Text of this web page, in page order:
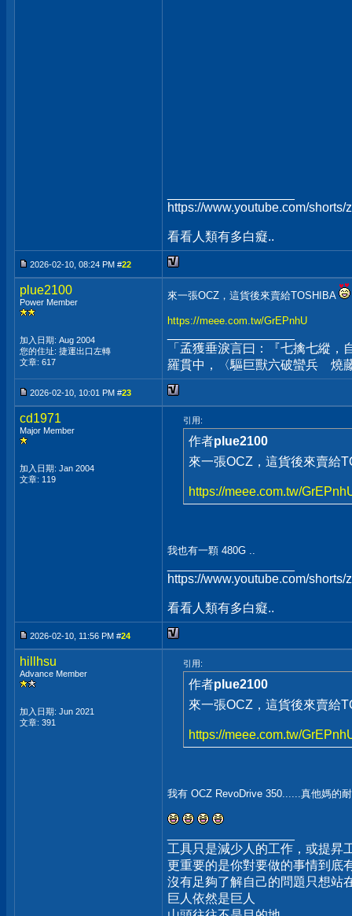
https://www.youtube.com/shorts/
看看人類有多白癡..
2026-02-10, 08:24 PM #22
plue2100
Power Member
加入日期: Aug 2004
您的住址: 捷運出口左轉
文章: 617
來一張OCZ，這貨後來賣給TOSHIBA
https://meee.com.tw/GrEPnhU
「孟獲垂淚言曰：『七擒七縱
羅貫中，〈驅巨獸六破蠻兵 燒
2026-02-10, 10:01 PM #23
cd1971
Major Member
加入日期: Jan 2004
文章: 119
引用:
作者plue2100
來一張OCZ，這貨後來賣給
https://meee.com.tw/
我也有一顆 480G ..
https://www.youtube.com/shorts/
看看人類有多白癡..
2026-02-10, 11:56 PM #24
hillhsu
Advance Member
加入日期: Jun 2021
文章: 391
引用:
作者plue2100
來一張OCZ，這貨後來賣給
https://meee.com.tw/
我有 OCZ RevoDrive 350......真他媽的
工具只是減少人的工作，或提昇
更重要的是你對要做的事情到底
沒有足夠了解自己的問題只想站
巨人依然是巨人